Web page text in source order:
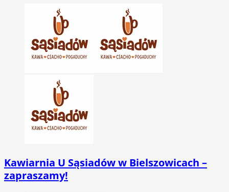
Kawiarnia U Sąsiadów w Bielszowicach –
zapraszamy!